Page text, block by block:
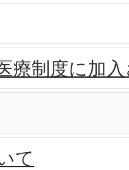
療制度に加
て